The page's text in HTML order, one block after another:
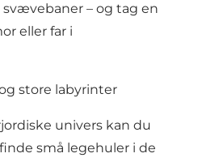
– og tag en
eller far i
store labyrinter
univers kan du
små legehuler i de